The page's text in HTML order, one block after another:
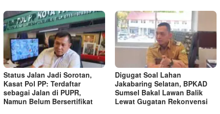
Status Jalan Jadi Sorotan,
Kasat Pol PP: Terdaftar
sebagai Jalan di PUPR,
Namun Belum Bersertifikat
Digugat Soal Lahan
Jakabaring Selatan, BPKAD
Sumsel Bakal Lawan Balik
Lewat Gugatan Rekonvensi